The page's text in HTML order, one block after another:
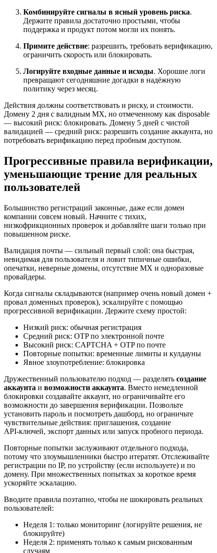
Комбинируйте сигналы в ясный уровень риска.
Держите правила достаточно простыми, чтобы
поддержка и продукт потом могли их понять.
Примите действие: разрешить, требовать верификацию,
ограничить скорость или блокировать.
Логируйте входные данные и исходы. Хорошие логи
превращают сегодняшние догадки в надёжную
политику через месяц.
Действия должны соответствовать и риску, и стоимости.
Домену 2 дня с валидным MX, но отмеченному как disposable
— высокий риск: блокировать. Домену 5 дней с чистой
валидацией — средний риск: разрешить создание аккаунта, но
потребовать верификацию перед пробным доступом.
Прогрессивные правила верификации,
уменьшающие трение для реальных
пользователей
Большинство регистраций законные, даже если домен
компании совсем новый. Начните с тихих,
низкофрикционных проверок и добавляйте шаги только при
повышенном риске.
Валидация почты — сильный первый слой: она быстрая,
невидимая для пользователя и ловит типичные ошибки,
опечатки, неверные домены, отсутствие MX и одноразовые
провайдеры.
Когда сигналы складываются (например очень новый домен +
провал доменных проверок), эскалируйте с помощью
прогрессивной верификации. Держите схему простой:
Низкий риск: обычная регистрация
Средний риск: OTP по электронной почте
Высокий риск: CAPTCHA + OTP по почте
Повторные попытки: временные лимиты и кулдауны
Явное злоупотребление: блокировка
Дружественный пользователю подход — разделять создание
аккаунта и возможности аккаунта. Вместо немедленной
блокировки создавайте аккаунт, но ограничивайте его
возможности до завершения верификации. Позвольте
установить пароль и посмотреть дашборд, но ограничьте
чувствительные действия: приглашения, создание
API‑ключей, экспорт данных или запуск пробного периода.
Повторные попытки заслуживают отдельного подхода,
потому что злоумышленники быстро итератят. Отслеживайте
регистрации по IP, по устройству (если используете) и по
домену. При множественных попытках за короткое время
ускоряйте эскалацию.
Вводите правила поэтапно, чтобы не шокировать реальных
пользователей:
Неделя 1: только мониторинг (логируйте решения, не
блокируйте)
Неделя 2: применять только к самым рискованным
случаям